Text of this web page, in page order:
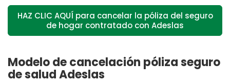
HAZ CLIC AQUÍ para cancelar la póliza del seguro
de hogar contratado con Adeslas
Modelo de cancelación póliza seguro
de salud Adeslas